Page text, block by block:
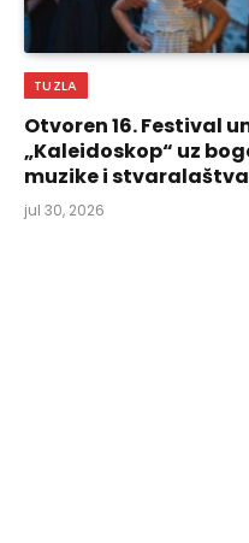
TUZLA
Otvoren 16. Festival
„Kaleidoskop“ uz
muzike i
jul 30, 2026